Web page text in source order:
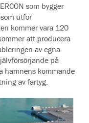
som bygger
utför
kommer vara 120
att producera
av egna
på
hamnens kommande
av fartyg.